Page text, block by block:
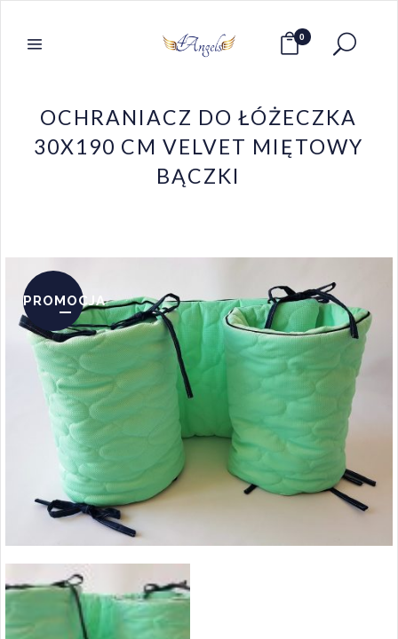
0
OCHRANIACZ DO ŁÓŻECZKA
30X190 CM VELVET MIĘTOWY
BĄCZKI
PROMOCJA